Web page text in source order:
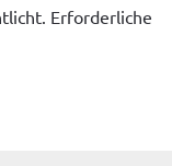
Erforderliche